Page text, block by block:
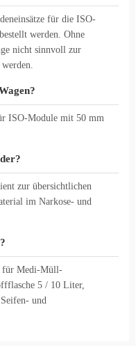
für die ISO-
werden. Ohne
nicht sinnvoll zur
ISO-Module mit 50 mm
zur übersichtlichen
im Narkose- und
für Medi-Müll-
5 / 10 Liter,
und